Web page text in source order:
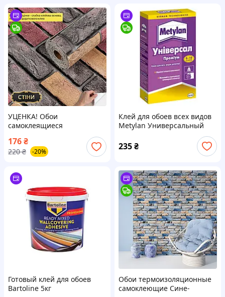
УЦЕНКА! Обои
самоклеящиеся
(2800х500х1,5мм) Красная
катринославская кирпичик
(D)
176₴
220 ₴ -20%
Клей для обоев всех видов
Metylan Универсальный
235₴
Готовый клей для обоев
Bartoline 5кг
Обои термоизоляционные
самоклеющие Сине-